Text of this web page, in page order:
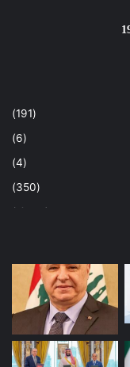
(191)
(6)
(4)
(350)
(1٬040)
(3)
(16)
(24)
(12)
(168)